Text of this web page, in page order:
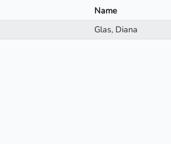
Name
Glas, Diana